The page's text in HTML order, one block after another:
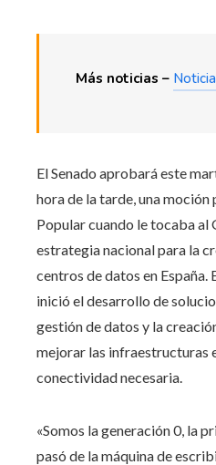
Más noticias –
El Senado aprobará este
hora de la tarde, una
Popular cuando le tocaba al
estrategia nacional para la
centros de datos en España.
inició el desarrollo de
gestión de datos y la
mejorar las infraestructuras
conectividad necesaria.
«Somos la generación 0, la
pasó de la máquina de